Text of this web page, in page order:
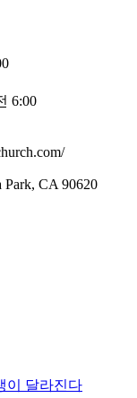
6:00
Park, CA 90620
이 달라진다